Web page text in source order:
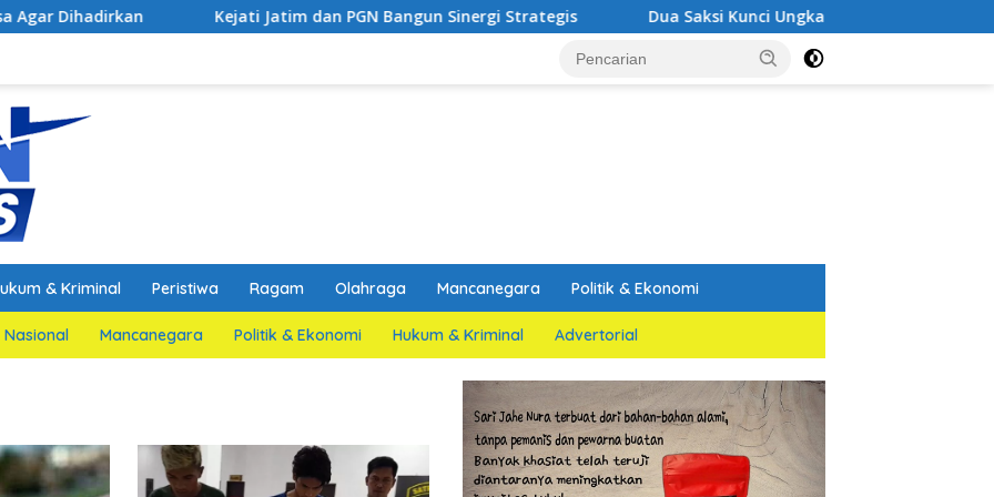
Kejati Jatim dan PGN Bangun Sinergi Strategis Dua Saksi Kunci Ungkap Fakta Persidangan Yang Melemahkan
& Kriminal Peristiwa Ragam Olahraga Mancanegara Politik & Ekonomi
Nasional Mancanegara Politik & Ekonomi Hukum & Kriminal Advertorial